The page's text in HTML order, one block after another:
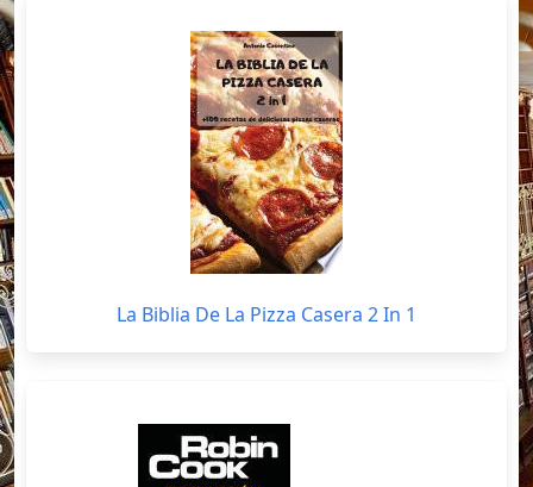
La Biblia De La Pizza Casera 2 In 1